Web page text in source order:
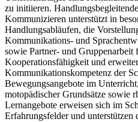
zu initiieren.
Kommunizieren unterstützt in
Handlungsabläufen, die
Kommunikations- und
sowie Partner- und Gruppenarbeit
Kooperationsfähigkeit und
Kommunikationskompetenz der
Bewegungsangebote im
motopädischer Grundsätze sowie
Lernangebote erweisen sich im
Erfahrungsfelder und unterstützen